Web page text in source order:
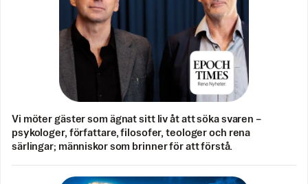
Vi möter gäster som ägnat sitt liv åt att söka svaren –
psykologer, författare, filosofer, teologer och rena
särlingar; människor som brinner för att förstå.